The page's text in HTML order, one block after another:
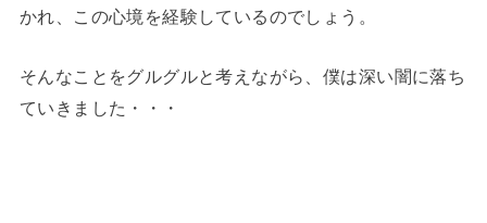
かれ、この心境を経験しているのでしょう。
そんなことをグルグルと考えながら、僕は深い闇に落ち
ていきました・・・